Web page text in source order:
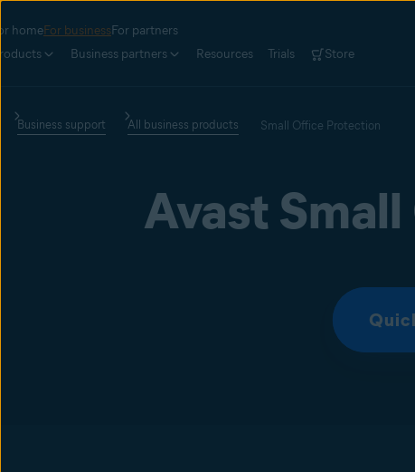
homeFor businessFor partners
Business partners Resources Trials Store
Business support All business products Small Office Protection
Avast